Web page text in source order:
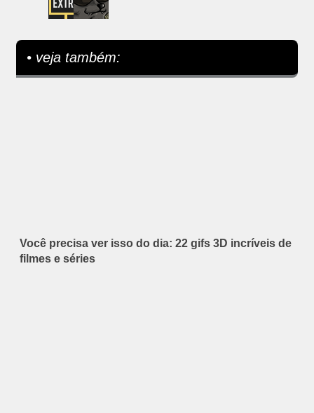
• veja também:
Você precisa ver isso do dia: 22 gifs 3D incríveis de
filmes e séries